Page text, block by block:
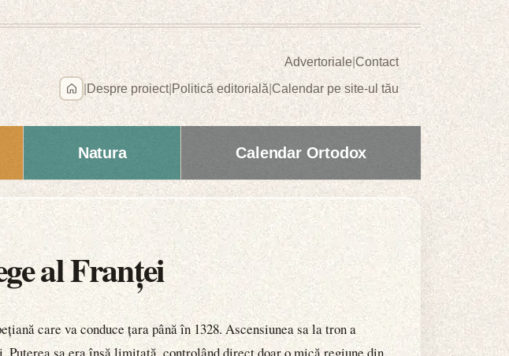
Advertoriale|Contact
Despre proiect| Politică editorială|Calendar pe site-ul tău
Natura Calendar Ortodox
al Franței
care va conduce țara până în 1328. Ascensiunea sa la tron a